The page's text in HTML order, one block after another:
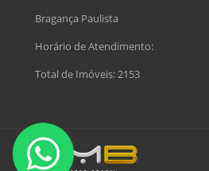
Bragança Paulista
Horário de Atendimento:
Total de Imóveis: 2153